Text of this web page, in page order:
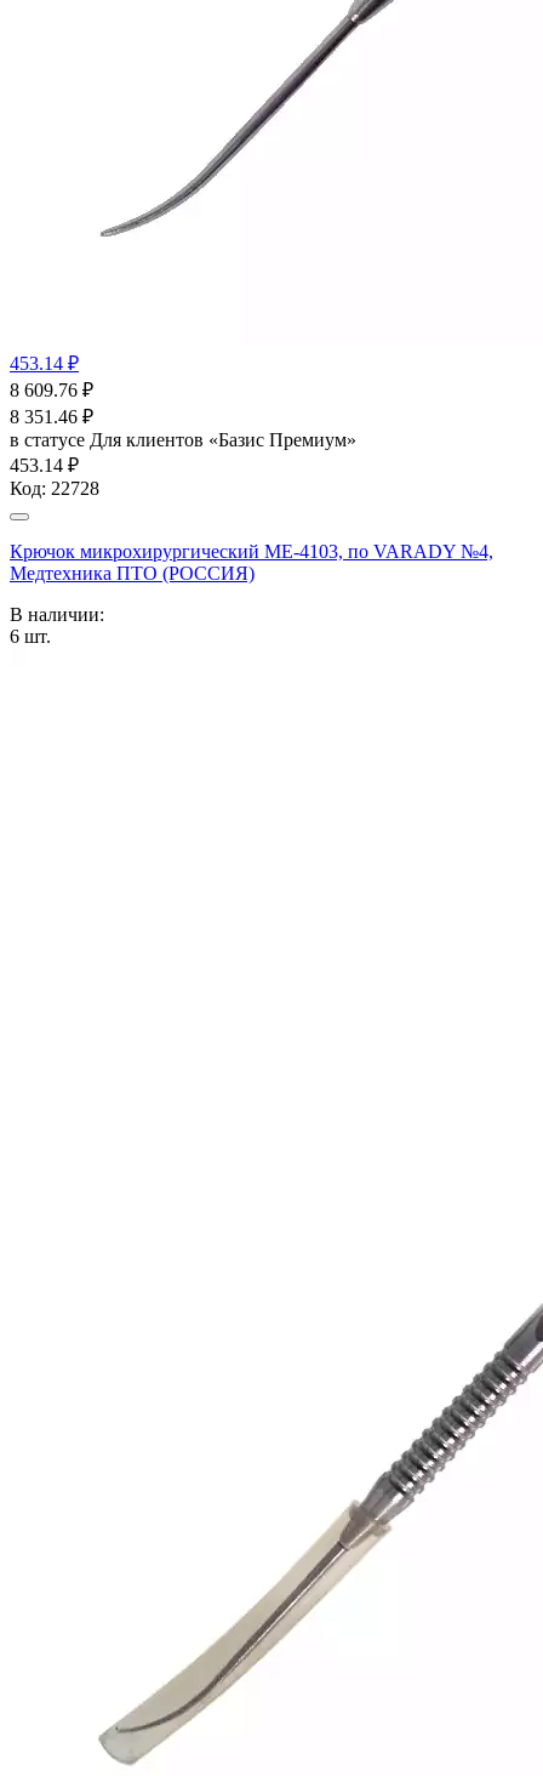
453.14 ₽
8 609.76 ₽
8 351.46 ₽
в статусе Для клиентов «Базис Премиум»
453.14 ₽
Код: 22728
Крючок микрохирургический ME-4103, по VARADY №4,
Медтехника ПТО (РОССИЯ)
В наличии:
6 шт.